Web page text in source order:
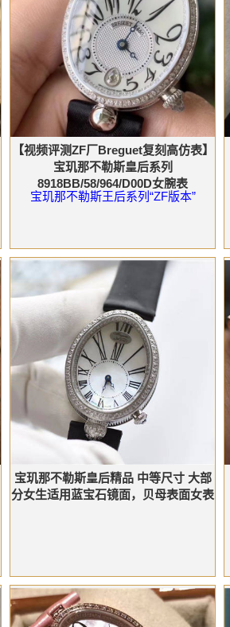
【视频评测ZF厂Breguet复刻高仿表】
宝玑那不勒斯皇后系列
8918BB/58/964/D00D女腕表
宝玑那不勒斯王后系列“ZF版本”
宝玑那不勒斯皇后精品 中等尺寸 大部
分女生适用蓝宝石镜面，贝母表面女表